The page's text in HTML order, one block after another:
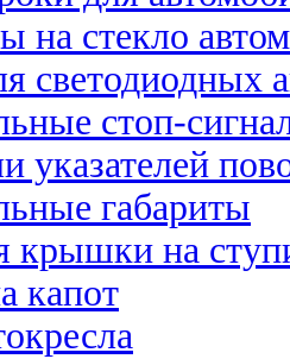
на стекло
светодиодных
стоп-
указателей
габариты
крышки на
капот